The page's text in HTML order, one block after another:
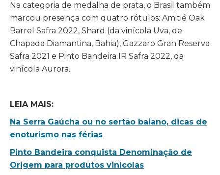
Na categoria de medalha de prata, o Brasil também
marcou presença com quatro rótulos: Amitié Oak
Barrel Safra 2022, Shard (da vinícola Uva, de
Chapada Diamantina, Bahia), Gazzaro Gran Reserva
Safra 2021 e Pinto Bandeira IR Safra 2022, da
vinícola Aurora.
LEIA MAIS:
Na Serra Gaúcha ou no sertão baiano, dicas de
enoturismo nas férias
Pinto Bandeira conquista Denominação de
Origem para produtos vinícolas